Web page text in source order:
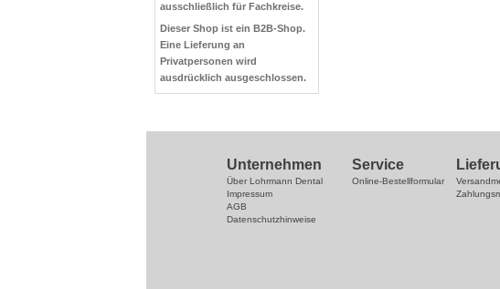
ausschließlich für Fachkreise.
Dieser Shop ist ein B2B-Shop.
Eine Lieferung an
Privatpersonen wird
ausdrücklich ausgeschlossen.
Unternehmen
Über Lohrmann Dental
Impressum
AGB
Datenschutzhinweise
Service
Online-Bestellformular